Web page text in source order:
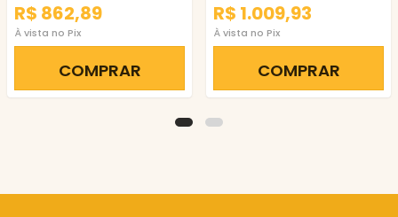
R$ 862,89
À vista no Pix
COMPRAR
R$ 1.009,93
À vista no Pix
COMPRAR